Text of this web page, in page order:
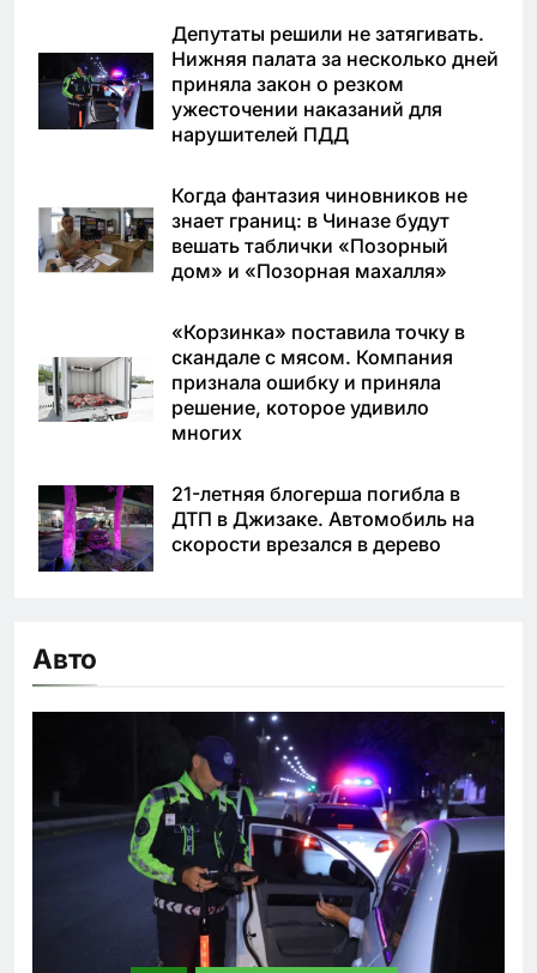
Депутаты решили не затягивать.
Нижняя палата за несколько дней
приняла закон о резком
ужесточении наказаний для
нарушителей ПДД
Когда фантазия чиновников не
знает границ: в Чиназе будут
вешать таблички «Позорный
дом» и «Позорная махалля»
«Корзинка» поставила точку в
скандале с мясом. Компания
признала ошибку и приняла
решение, которое удивило
многих
21-летняя блогерша погибла в
ДТП в Джизаке. Автомобиль на
скорости врезался в дерево
Авто